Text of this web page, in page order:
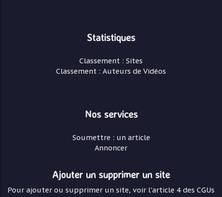
Statistiques
Classement : Sites
Classement : Auteurs de Vidéos
Nos services
Soumettre : un article
Annoncer
Ajouter un supprimer un site
Pour ajouter ou supprimer un site, voir l'article 4 des CGUs